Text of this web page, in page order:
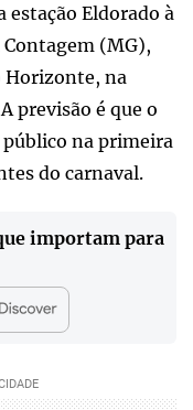
estação Eldorado à
(MG),
Horizonte, na
previsão é que o
na primeira
do carnaval.
importam para